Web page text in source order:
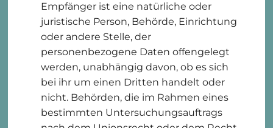
Empfänger ist eine natürliche oder
juristische Person, Behörde, Einrichtung
oder andere Stelle, der
personenbezogene Daten offengelegt
werden, unabhängig davon, ob es sich
bei ihr um einen Dritten handelt oder
nicht. Behörden, die im Rahmen eines
bestimmten Untersuchungsauftrags